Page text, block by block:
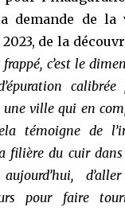
demande de la
2023, de la
c’est le
ville qui en
témoigne de
filière du cuir
pour faire